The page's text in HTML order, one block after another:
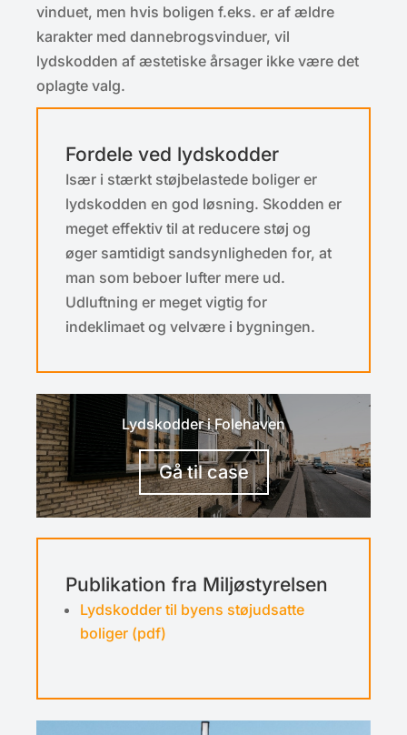
vinduet, men hvis boligen f.eks. er af ældre
karakter med dannebrogsvinduer, vil
lydskodden af æstetiske årsager ikke være det
oplagte valg.
Fordele ved lydskodder
Især i stærkt støjbelastede boliger er
lydskodden en god løsning. Skodden er
meget effektiv til at reducere støj og
øger samtidigt sandsynligheden for, at
man som beboer lufter mere ud.
Udluftning er meget vigtig for
indeklimaet og velvære i bygningen.
Lydskodder i Folehaven
Gå til case
Publikation fra Miljøstyrelsen
Lydskodder til byens støjudsatte
boliger (pdf)